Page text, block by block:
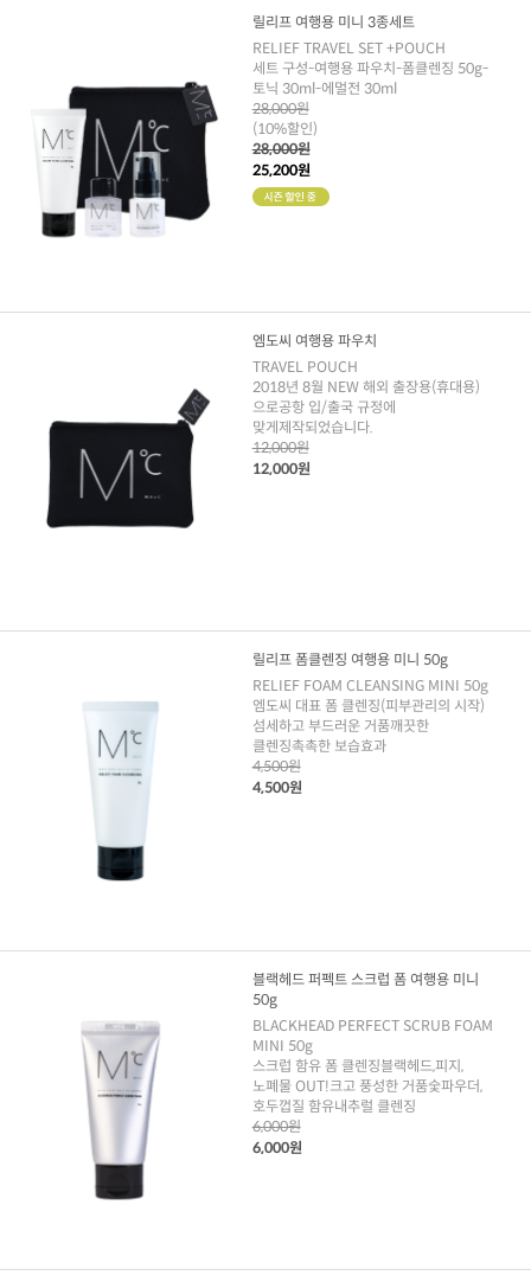
릴리프 여행용 미니 3종세트
RELIEF TRAVEL SET +POUCH
세트 구성-여행용 파우치-폼클렌징 50g-
토닉 30ml-에멀전 30ml
28,000원
(10%할인)
28,000원
25,200원
엠도씨 여행용 파우치
TRAVEL POUCH
2018년 8월 NEW 해외 출장용(휴대용)
으로공항 입/출국 규정에
맞게제작되었습니다.
12,000원
12,000원
릴리프 폼클렌징 여행용 미니 50g
RELIEF FOAM CLEANSING MINI 50g
엠도씨 대표 폼 클렌징(피부관리의 시작)
섬세하고 부드러운 거품깨끗한
클렌징촉촉한 보습효과
4,500원
4,500원
블랙헤드 퍼펙트 스크럽 폼 여행용 미니
50g
BLACKHEAD PERFECT SCRUB FOAM
MINI 50g
스크럽 함유 폼 클렌징블랙헤드,피지,
노폐물 OUT!크고 풍성한 거품숯파우더,
호두껍질 함유내추럴 클렌징
6,000원
6,000원